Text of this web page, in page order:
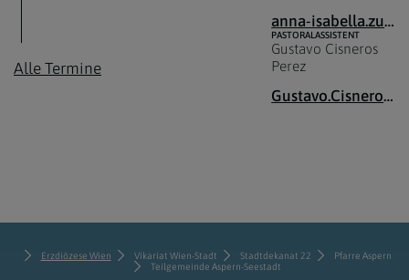
Alle Termine
anna-isabella.zurek@katholischekirche.at
PASTORALASSISTENT
Gustavo Cisneros
Perez
Gustavo.Cisneros-Perez@katholischekirche.at
Erzdiözese Wien Vikariat Wien-Stadt Stadtdekanat 22
Pfarre Aspern
Teilgemeinde Aspern-Seestadt